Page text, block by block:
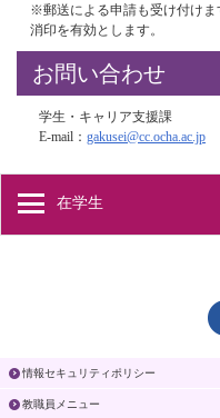
※郵送による申請も受け付け
消印を有効とします。
お問い合わせ
学生・キャリア支援課
E-mail： gakusei@cc.ocha.ac.jp
在学生
情報セキュリティポリシー
教職員メニュー